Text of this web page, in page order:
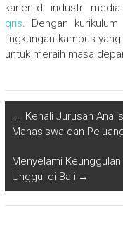
karier di industri
qris. Dengan
lingkungan kampus
untuk meraih masa
← Kenali Jurusan
Mahasiswa dan
Menyelami
Unggul di Bali →